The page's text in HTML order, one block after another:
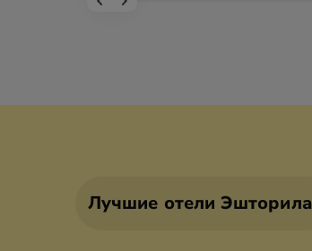
Лучшие отели Эшторила